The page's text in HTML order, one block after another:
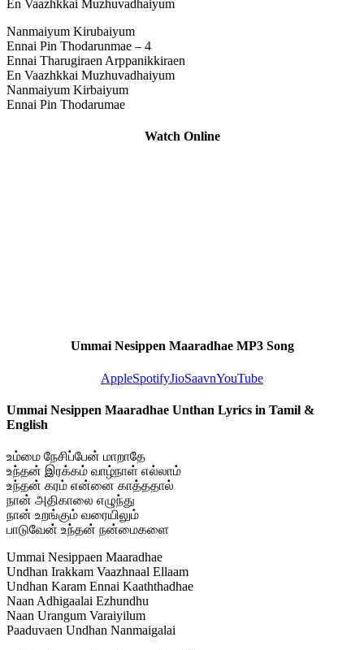
En Vaazhkkai Muzhuvadhaiyum
Nanmaiyum Kirubaiyum
Ennai Pin Thodarunmae – 4
Ennai Tharugiraen Arppanikkiraen
En Vaazhkkai Muzhuvadhaiyum
Nanmaiyum Kirbaiyum
Ennai Pin Thodarumae
Watch Online
Ummai Nesippen Maaradhae MP3 Song
AppleSpotifyJioSaavnYouTube
Ummai Nesippen Maaradhae Unthan Lyrics in Tamil &
English
உம்மை நேசிப்பேன் மாறாதே
உந்தன் இரக்கம் வாழ்நாள் எல்லாம்
உந்தன் கரம் என்னை காத்ததால்
நான் அதிகாலை எழுந்து
நான் உறங்கும் வரையிலும்
பாடுவேன் உந்தன் நன்மைகளை
Ummai Nesippaen Maaradhae
Undhan Irakkam Vaazhnaal Ellaam
Undhan Karam Ennai Kaaththadhae
Naan Adhigaalai Ezhundhu
Naan Urangum Varaiyilum
Paaduvaen Undhan Nanmaigalai